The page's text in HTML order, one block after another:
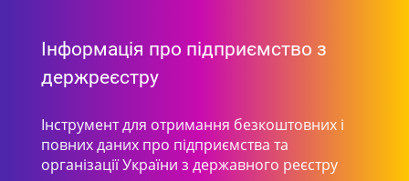
Інформація про підприємство з
держреєстру
Інструмент для отримання безкоштовних і
повних даних про підприємства та
організації України з державного реєстру